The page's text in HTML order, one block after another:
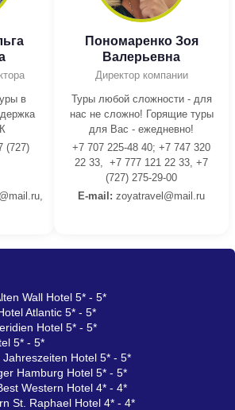
в
(727)
Пономаренко Зоя
Валерьевна
Директор компании
Туры любой сложности - для
нас не сложно! Горящие туры
для Вас - ежедневно!
+7 707 225-48 40; +7 747 320
22 33, +7 777 121 22 33, +7
(727) 275-29-00
E-mail: zoyatravel@mail.ru
Wall Hotel 5* - 5*
Atlantic 5* - 5*
Hotel 5* - 5*
5* - 5*
Hotel 5* - 5*
Hamburg Hotel 5* - 5*
Western Hotel 4* - 4*
St. Raphael Hotel 4* - 4*